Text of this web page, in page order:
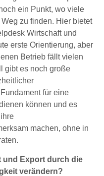
ein Punkt, wo viele
zu finden. Hier bietet
Wirtschaft und
erste Orientierung, aber
Betrieb fällt vielen
gibt es noch große
für eine
können und es
machen, ohne in
und Export durch die
verändern?